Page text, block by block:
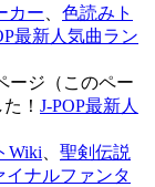
カー
色読みト
最新人気曲ラン
ージ（このペー
！ J-POP最新人
Wiki
聖剣伝説
イナルファンタ